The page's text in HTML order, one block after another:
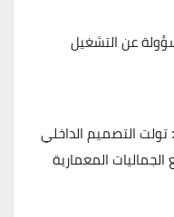
عن التشغيل
تولت التصميم الداخلي
المعمارية